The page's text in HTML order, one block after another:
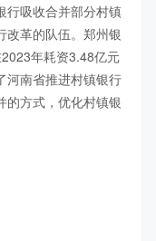
行吸收合并部分村镇
改革的队伍。郑州银
年耗资3.48亿元
河南省推进村镇银行
的方式，优化村镇银